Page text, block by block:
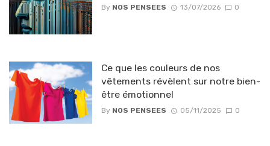
By NOS PENSEES 13/07/2026 0
Ce que les couleurs de nos
vêtements révèlent sur notre bien-
être émotionnel
By NOS PENSEES 05/11/2025 0